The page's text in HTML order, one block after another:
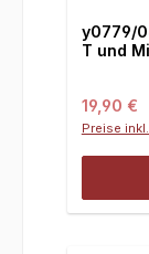
y0779/
T und
19,90 €
Preise